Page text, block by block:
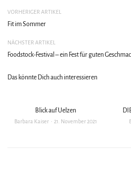
VORHERIGER ARTIKEL
Fit im Sommer
NÄCHSTER ARTIKEL
Foodstock-Festival – ein Fest für guten
Das könnte Dich auch interessieren
Blick auf Uelzen
Barbara Kaiser 21. November 2021